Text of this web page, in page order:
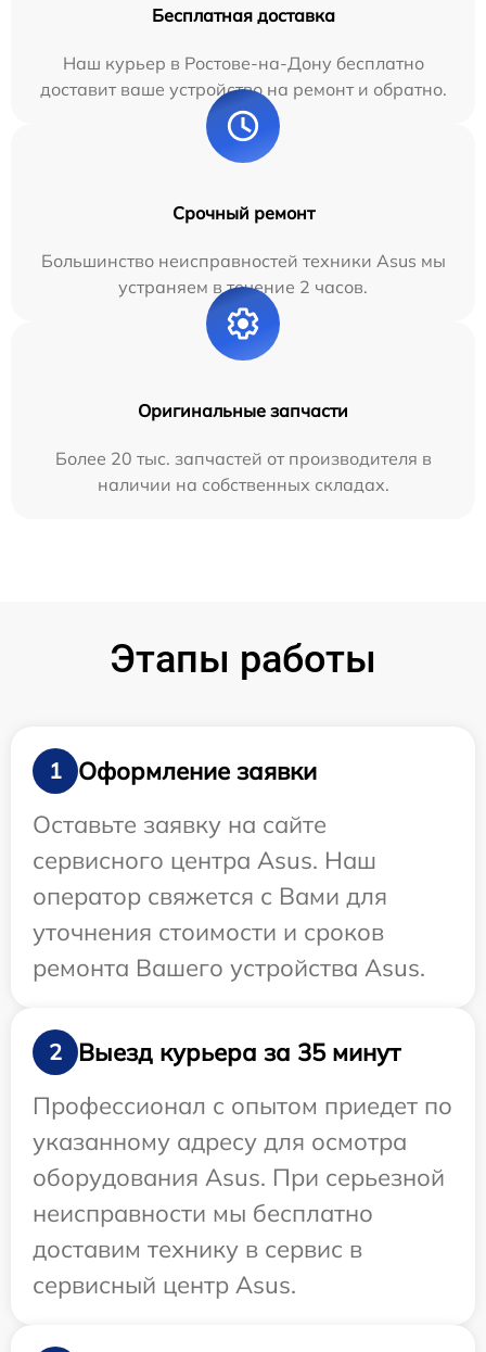
Бесплатная доставка
Наш курьер в Ростове-на-Дону бесплатно
доставит ваше устройство на ремонт и обратно.
Срочный ремонт
Большинство неисправностей техники Asus мы
устраняем в течение 2 часов.
Оригинальные запчасти
Более 20 тыс. запчастей от производителя в
наличии на собственных складах.
Этапы работы
1
Оформление заявки
Оставьте заявку на сайте
сервисного центра Asus. Наш
оператор свяжется с Вами для
уточнения стоимости и сроков
ремонта Вашего устройства Asus.
2
Выезд курьера за 35 минут
Профессионал с опытом приедет по
указанному адресу для осмотра
оборудования Asus. При серьезной
неисправности мы бесплатно
доставим технику в сервис в
сервисный центр Asus.